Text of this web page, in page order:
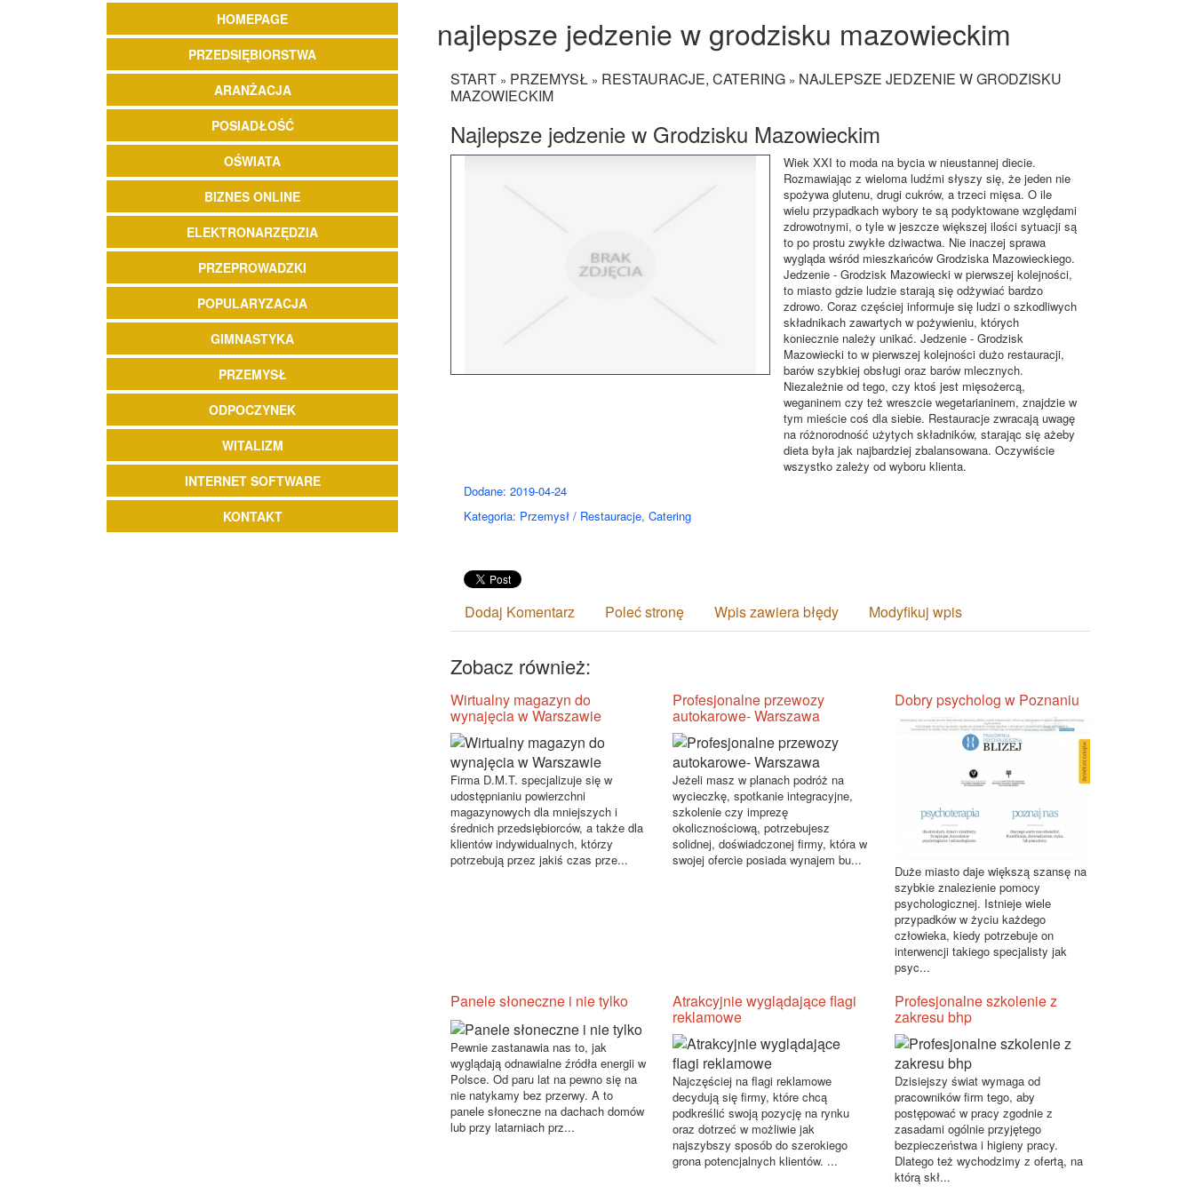
HOMEPAGE
PRZEDSIĘBIORSTWA
ARANŻACJA
POSIADŁOŚĆ
OŚWIATA
BIZNES ONLINE
ELEKTRONARZĘDZIA
PRZEPROWADZKI
POPULARYZACJA
GIMNASTYKA
PRZEMYSŁ
ODPOCZYNEK
WITALIZM
INTERNET SOFTWARE
KONTAKT
najlepsze jedzenie w grodzisku mazowieckim
START » PRZEMYSŁ » RESTAURACJE, CATERING » NAJLEPSZE JEDZENIE W GRODZISKU
MAZOWIECKIM
Najlepsze jedzenie w Grodzisku Mazowieckim
Wiek XXI to moda na bycia w nieustannej diecie.
Rozmawiając z wieloma ludźmi słyszy się, że jeden nie
spożywa glutenu, drugi cukrów, a trzeci mięsa. O ile
wielu przypadkach wybory te są podyktowane względami
zdrowotnymi, o tyle w jeszcze większej ilości sytuacji są
to po prostu zwykłe dziwactwa. Nie inaczej sprawa
wygląda wśród mieszkańców Grodziska Mazowieckiego.
Jedzenie - Grodzisk Mazowiecki w pierwszej kolejności,
to miasto gdzie ludzie starają się odżywiać bardzo
zdrowo. Coraz częściej informuje się ludzi o szkodliwych
składnikach zawartych w pożywieniu, których
koniecznie należy unikać. Jedzenie - Grodzisk
Mazowiecki to w pierwszej kolejności dużo restauracji,
barów szybkiej obsługi oraz barów mlecznych.
Niezależnie od tego, czy ktoś jest mięsożercą,
weganinem czy też wreszcie wegetarianinem, znajdzie w
tym mieście coś dla siebie. Restauracje zwracają uwagę
na różnorodność użytych składników, starając się ażeby
dieta była jak najbardziej zbalansowana. Oczywiście
wszystko zależy od wyboru klienta.
Dodane: 2019-04-24
Kategoria: Przemysł / Restauracje, Catering
Dodaj Komentarz Poleć stronę Wpis zawiera błędy Modyfikuj wpis
Zobacz również:
Wirtualny magazyn do
wynajęcia w Warszawie
Firma D.M.T. specjalizuje się w
udostępnianiu powierzchni
magazynowych dla mniejszych i
średnich przedsiębiorców, a także dla
klientów indywidualnych, którzy
potrzebują przez jakiś czas prze...
Profesjonalne przewozy
autokarowe- Warszawa
Jeżeli masz w planach podróż na
wycieczkę, spotkanie integracyjne,
szkolenie czy imprezę
okolicznościową, potrzebujesz
solidnej, doświadczonej firmy, która w
swojej ofercie posiada wynajem bu...
Dobry psycholog w Poznaniu
Duże miasto daje większą szansę na
szybkie znalezienie pomocy
psychologicznej. Istnieje wiele
przypadków w życiu każdego
człowieka, kiedy potrzebuje on
interwencji takiego specjalisty jak
psyc...
Panele słoneczne i nie tylko
Pewnie zastanawia nas to, jak
wyglądają odnawialne źródła energii w
Polsce. Od paru lat na pewno się na
nie natykamy bez przerwy. A to
panele słoneczne na dachach domów
lub przy latarniach prz...
Atrakcyjnie wyglądające flagi
reklamowe
Najczęściej na flagi reklamowe
decydują się firmy, które chcą
podkreślić swoją pozycję na rynku
oraz dotrzeć w możliwie jak
najszybszy sposób do szerokiego
grona potencjalnych klientów. ...
Profesjonalne szkolenie z
zakresu bhp
Dzisiejszy świat wymaga od
pracowników firm tego, aby
postępować w pracy zgodnie z
zasadami ogólnie przyjętego
bezpieczeństwa i higieny pracy.
Dlatego też wychodzimy z ofertą, na
którą skł...